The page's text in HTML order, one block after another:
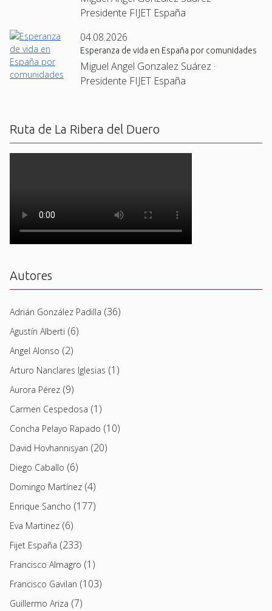
Presidente FIJET España
04.08.2026
Esperanza de vida en España por comunidades
Miguel Angel Gonzalez Suárez ·
Presidente FIJET España
Ruta de La Ribera del Duero
Autores
Adrián González Padilla (36)
Agustín Alberti (6)
Angel Alonso (2)
Arturo Nanclares Iglesias (1)
Aurora Pérez (9)
Carmen Cespedosa (1)
Concha Pelayo Rapado (10)
David Hovhannisyan (20)
Diego Caballo (6)
Domingo Martínez (4)
Enrique Sancho (177)
Eva Martinez (6)
Fijet España (233)
Francisco Almagro (1)
Francisco Gavilan (103)
Guillermo Ariza (7)